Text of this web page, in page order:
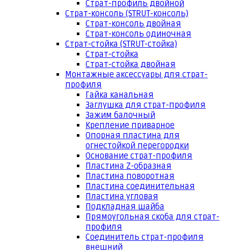
Страт-профиль двойной
Страт-консоль (STRUT-консоль)
Страт-консоль двойная
Страт-консоль одиночная
Страт-стойка (STRUT-стойка)
Страт-стойка
Страт-стойка двойная
Монтажные аксессуары для страт-
профиля
Гайка канальная
Заглушка для страт-профиля
Зажим балочный
Крепление приварное
Опорная пластина для
огнестойкой перегородки
Основание страт-профиля
Пластина Z-образная
Пластина поворотная
Пластина соединительная
Пластина угловая
Подкладная шайба
Прямоугольная скоба для страт-
профиля
Соединитель страт-профиля
внешний